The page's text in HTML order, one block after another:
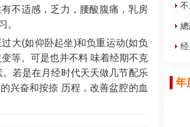
不适感，乏力，腰酸腹痛，乳房
。
大(如仰卧起坐)和负重运动(如负
等。可是也并不料 味着经期不克
若是在月经时代天天做几节配乐
兴奋和按捺 历程，改善盆腔的血
年